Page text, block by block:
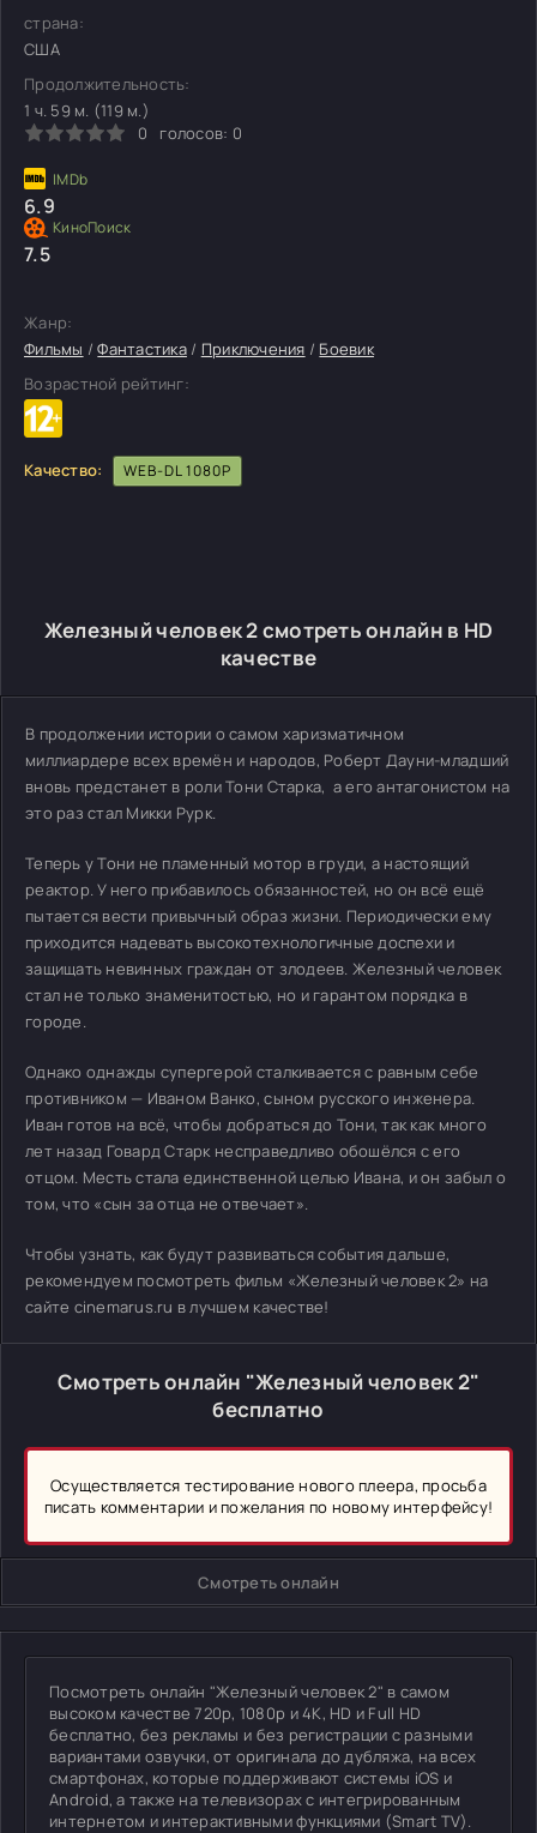
страна:
США
Продолжительность:
1 ч. 59 м. (119 м.)
0
голосов: 0
6.9
7.5
Жанр:
Фильмы /Фантастика/ Приключения / Боевик
Возрастной рейтинг:
Качество: WEB-DL 1080P
Железный человек 2 смотреть онлайн в HD
качестве
В продолжении истории о самом харизматичном
миллиардере всех времён и народов, Роберт Дауни-младший
вновь предстанет в роли Тони Старка, а его антагонистом на
это раз стал Микки Рурк.
Теперь у Тони не пламенный мотор в груди, а настоящий
реактор. У него прибавилось обязанностей, но он всё ещё
пытается вести привычный образ жизни. Периодически ему
приходится надевать высокотехнологичные доспехи и
защищать невинных граждан от злодеев. Железный человек
стал не только знаменитостью, но и гарантом порядка в
городе.
Однако однажды супергерой сталкивается с равным себе
противником — Иваном Ванко, сыном русского инженера.
Иван готов на всё, чтобы добраться до Тони, так как много
лет назад Говард Старк несправедливо обошёлся с его
отцом. Месть стала единственной целью Ивана, и он забыл о
том, что «сын за отца не отвечает».
Чтобы узнать, как будут развиваться события дальше,
рекомендуем посмотреть фильм «Железный человек 2» на
сайте cinemarus.ru в лучшем качестве!
Смотреть онлайн "Железный человек 2"
бесплатно
Осуществляется тестирование нового плеера, просьба
писать комментарии и пожелания по новому интерфейсу!
Смотреть онлайн
Посмотреть онлайн "Железный человек 2" в самом
высоком качестве 720p, 1080p и 4K, HD и Full HD
бесплатно, без рекламы и без регистрации с разными
вариантами озвучки, от оригинала до дубляжа, на всех
смартфонах, которые поддерживают системы iOS и
Android, а также на телевизорах с интегрированным
интернетом и интерактивными функциями (Smart TV).